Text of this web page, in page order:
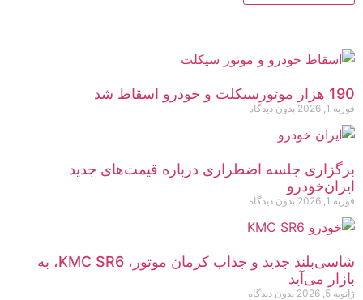
190 هزار موتورسیکلت و خودرو اسقاط شد
فوریه 1, 2026 بدون دیدگاه
برگزاری جلسه اضطراری درباره قیمت‌های جدید
ایران‌خودرو
فوریه 1, 2026 بدون دیدگاه
شاسی‌بلند جدید و جذاب کرمان موتور، KMC SR6، به
بازار می‌آید
ژانویه 5, 2026 بدون دیدگاه